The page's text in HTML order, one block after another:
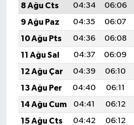
8 Ağu Cts
04:34 06:06
9 Ağu Paz
04:35 06:07
10 Ağu Pts
04:36 06:08
11 Ağu Sal
04:37 06:09
12 Ağu Çar
04:39 06:10
13 Ağu Per
04:40 06:11
14 Ağu Cum
04:41 06:12
15 Ağu Cts
04:42 06:12